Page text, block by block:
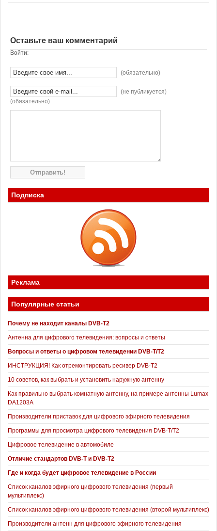
Оставьте ваш комментарий
Войти:
(обязательно)
(не публикуется)
(обязательно)
Подписка
Реклама
Популярные статьи
Почему не находит каналы DVB-T2
Антенна для цифрового телевидения: вопросы и ответы
Вопросы и ответы о цифровом телевидении DVB-T/T2
ИНСТРУКЦИЯ! Как отремонтировать ресивер DVB-T2
10 советов, как выбрать и установить наружную антенну
Как правильно выбрать комнатную антенну, на примере антенны Lumax
DA1203А
Производители приставок для цифрового эфирного телевидения
Программы для просмотра цифрового телевидения DVB-T/T2
Цифровое телевидение в автомобиле
Отличие стандартов DVB-T и DVB-T2
Где и когда будет цифровое телевидение в России
Список каналов эфирного цифрового телевидения (первый
мультиплекс)
Список каналов эфирного цифрового телевидения (второй мультиплекс)
Производители антенн для цифрового эфирного телевидения